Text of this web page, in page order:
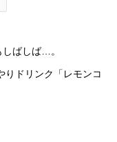
ばしば…。
りドリンク「レモンコ